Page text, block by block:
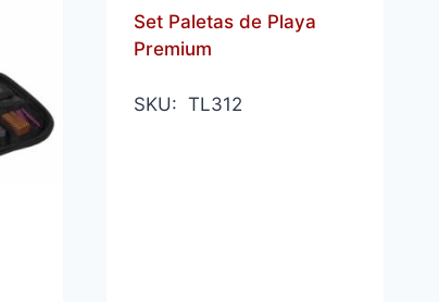
Set Paletas de Playa
Premium
SKU: TL312